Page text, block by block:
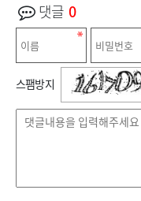
댓글 0
스팸방지